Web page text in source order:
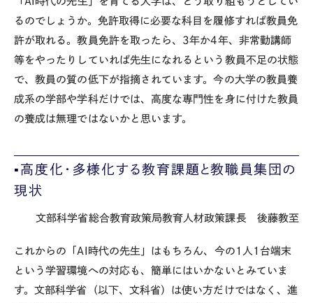
るのでしょうか。免許取得に必要な科目を履修すれば教員免
許が取れる。教員免許を取ったら、3年か4年、非常勤講師
等をやったりしていれば先生になれるという教員不足の状態
で、教員の質の低下が指摘されています。今の大学の教員養
成系の学部や学科だけでは、高度な専門性を身に付けた教員
の養成は無理ではないかと思います。
▪️高度化・多様化する教育課題と教職員集団の
現状
文部科学省総合教育政策局教育人材政策課長 後藤教至
これからの「AI時代の先生」はもちろん、今の1人1台端末
という学習環境への対応も、簡単にはいかないとみていま
す。文部科学省（以下、文科省）は使い方だけではなく、進